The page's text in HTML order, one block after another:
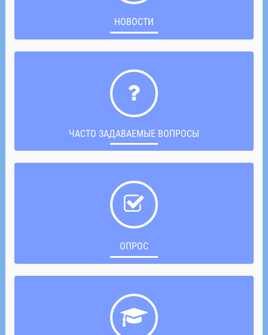
НОВОСТИ
ЧАСТО ЗАДАВАЕМЫЕ ВОПРОСЫ
ОПРОС